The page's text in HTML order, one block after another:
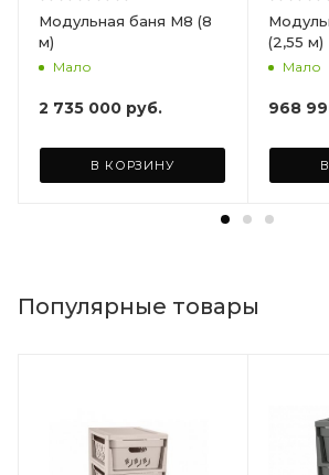
Модульная баня М8 (8
м)
Мало
2 735 000 руб.
В КОРЗИНУ
(2,55 м)
Мало
968
Популярные товары